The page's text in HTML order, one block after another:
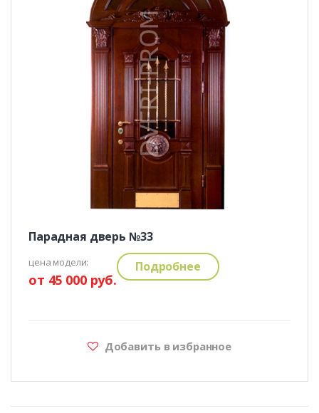
Парадная дверь №33
цена модели:
от 45 000 руб.
Подробнее
Добавить в избранное